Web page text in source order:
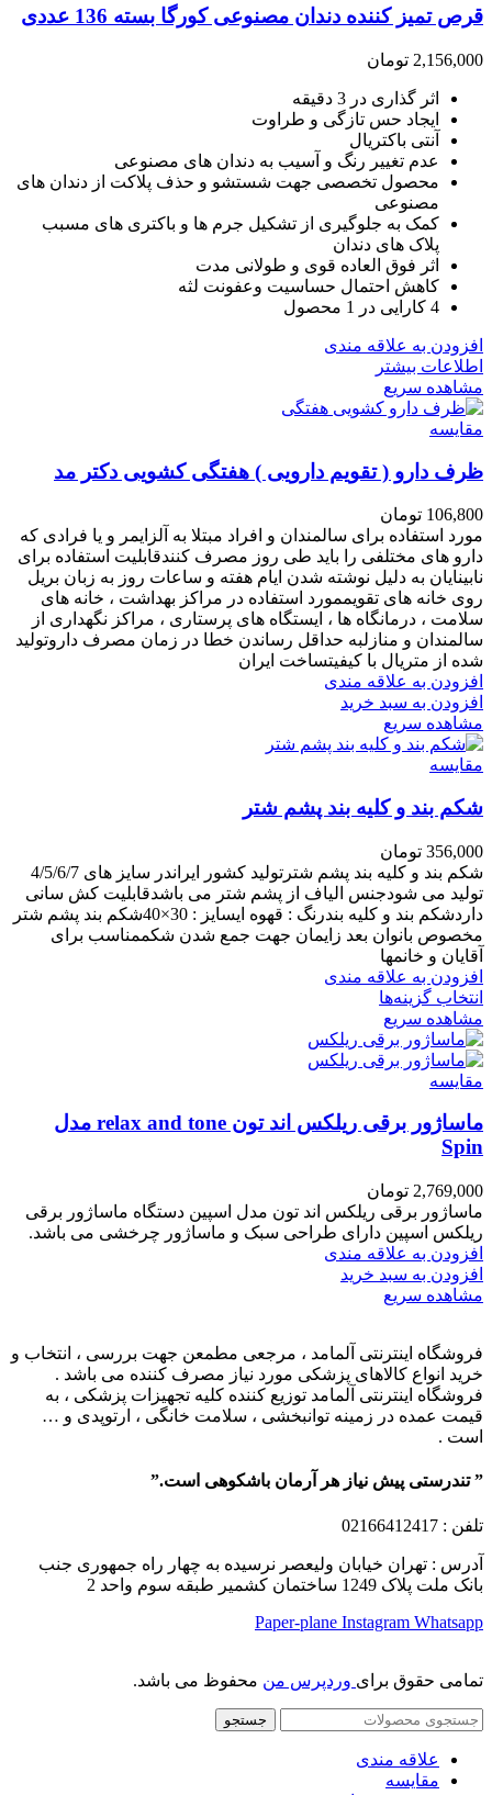
قرص تمیز کننده دندان مصنوعی کورگا بسته 136 عددی
2,156,000 تومان
اثر گذاری در 3 دقیقه
ایجاد حس تازگی و طراوت
آنتی باکتریال
عدم تغییر رنگ و آسیب به دندان های مصنوعی
محصول تخصصی جهت شستشو و حذف پلاکت از دندان های
مصنوعی
کمک به جلوگیری از تشکیل جرم ها و باکتری های مسبب
پلاک های دندان
اثر فوق العاده قوی و طولانی مدت
کاهش احتمال حساسیت وعفونت لثه
4 کارایی در 1 محصول
افزودن به علاقه مندی
اطلاعات بیشتر
مشاهده سریع
مقایسه
ظرف دارو ( تقویم دارویی ) هفتگی کشویی دکتر مد
106,800 تومان
مورد استفاده برای سالمندان و افراد مبتلا به آلزایمر و یا فرادی که
دارو های مختلفی را باید طی روز مصرف کنندقابلیت استفاده برای
نابینایان به دلیل نوشته شدن ایام هفته و ساعات روز به زبان بریل
روی خانه های تقویممورد استفاده در مراکز بهداشت ، خانه های
سلامت ، درمانگاه ها ، ایستگاه های پرستاری ، مراکز نگهداری از
سالمندان و منازلبه حداقل رساندن خطا در زمان مصرف داروتولید
شده از متریال با کیفیتساخت ایران
افزودن به علاقه مندی
افزودن به سبد خرید
مشاهده سریع
مقایسه
شکم بند و کلیه بند پشم شتر
356,000 تومان
شکم بند و کلیه بند پشم شترتولید کشور ایراندر سایز های 4/5/6/7
تولید می شودجنس الیاف از پشم شتر می باشدقابلیت کش سانی
داردشکم بند و کلیه بندرنگ : قهوه ایسایز : 30×40شکم بند پشم شتر
مخصوص بانوان بعد زایمان جهت جمع شدن شکممناسب برای
آقایان و خانمها
افزودن به علاقه مندی
انتخاب گزینه‌ها
مشاهده سریع
مقایسه
ماساژور برقی ریلکس اند تون relax and tone مدل
Spin
2,769,000 تومان
ماساژور برقی ریلکس اند تون مدل اسپین دستگاه ماساژور برقی
ریلکس اسپین دارای طراحی سبک و ماساژور چرخشی می باشد.
افزودن به علاقه مندی
افزودن به سبد خرید
مشاهده سریع
فروشگاه اینترنتی آلمامد ، مرجعی مطمعن جهت بررسی ، انتخاب و
خرید انواع کالاهای پزشکی مورد نیاز مصرف کننده می باشد .
فروشگاه اینترنتی آلمامد توزیع کننده کلیه تجهیزات پزشکی ، به
قیمت عمده در زمینه توانبخشی ، سلامت خانگی ، ارتوپدی و …
است .
” تندرستی پیش نیاز هر آرمان باشکوهی است.”
تلفن : 02166412417
آدرس : تهران خیابان ولیعصر نرسیده به چهار راه جمهوری جنب
بانک ملت پلاک 1249 ساختمان کشمیر طبقه سوم واحد 2
Paper-plane Instagram Whatsapp
تمامی حقوق برای وردپرس من محفوظ می باشد.
جستجو
علاقه مندی
مقایسه